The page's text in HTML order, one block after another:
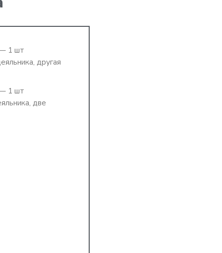
1 шт
другая
1 шт
две